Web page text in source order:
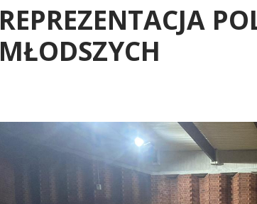
REPREZENTACJA
MŁODSZYCH